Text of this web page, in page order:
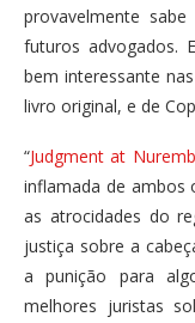
provavelmente
futuros advogados.
bem interessante
livro original, e de
“Judgment at
inflamada de ambos
as atrocidades do
justiça sobre a
a punição para
melhores juristas